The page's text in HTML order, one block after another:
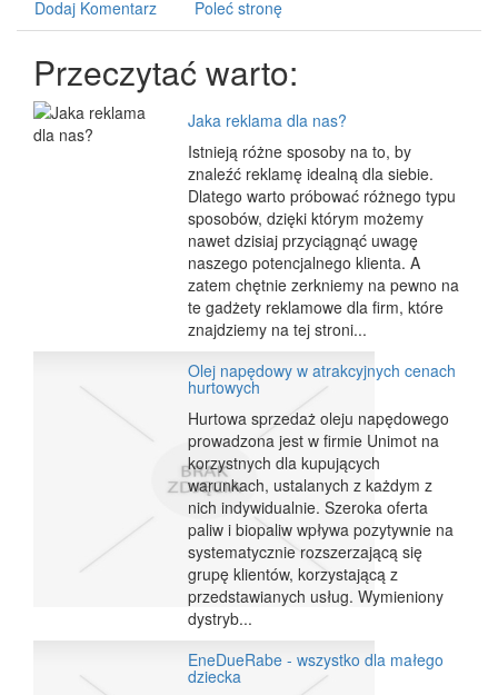
Dodaj Komentarz Poleć stronę
Przeczytać warto:
Jaka reklama dla nas?
Istnieją różne sposoby na to, by
znaleźć reklamę idealną dla siebie.
Dlatego warto próbować różnego typu
sposobów, dzięki którym możemy
nawet dzisiaj przyciągnąć uwagę
naszego potencjalnego klienta. A
zatem chętnie zerkniemy na pewno na
te gadżety reklamowe dla firm, które
znajdziemy na tej stroni...
Olej napędowy w atrakcyjnych cenach
hurtowych
Hurtowa sprzedaż oleju napędowego
prowadzona jest w firmie Unimot na
korzystnych dla kupujących
warunkach, ustalanych z każdym z
nich indywidualnie. Szeroka oferta
paliw i biopaliw wpływa pozytywnie na
systematycznie rozszerzającą się
grupę klientów, korzystającą z
przedstawianych usług. Wymieniony
dystryb...
EneDueRabe - wszystko dla małego
dziecka